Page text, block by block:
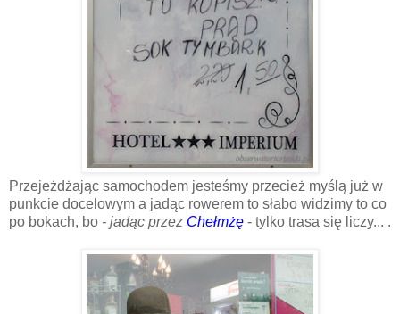
Przejeżdżając samochodem jesteśmy przecież myślą już w
punkcie docelowym a jadąc rowerem to słabo widzimy to co
po bokach, bo - jadąc przez Chełmżę - tylko trasa się liczy... .